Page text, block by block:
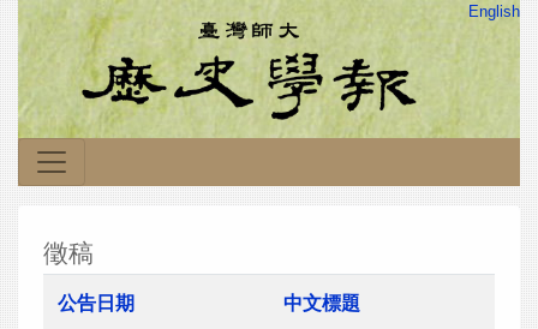
English
徵稿
公告日期 中文標題